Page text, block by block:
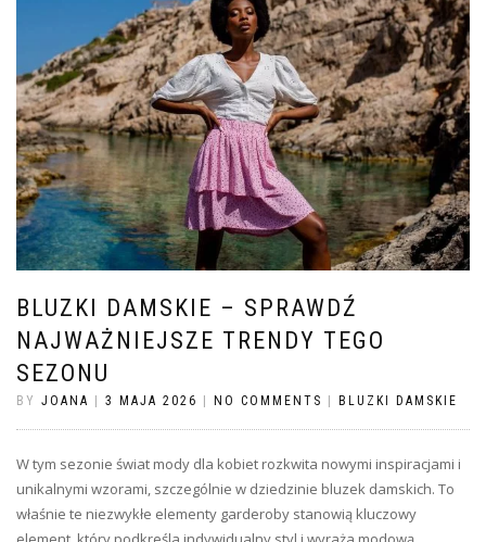
BLUZKI DAMSKIE – SPRAWDŹ
NAJWAŻNIEJSZE TRENDY TEGO
SEZONU
BY JOANA 3 MAJA 2026 NO COMMENTS BLUZKI DAMSKIE
W tym sezonie świat mody dla kobiet rozkwita nowymi inspiracjami i
unikalnymi wzorami, szczególnie w dziedzinie bluzek damskich. To
właśnie te niezwykłe elementy garderoby stanowią kluczowy